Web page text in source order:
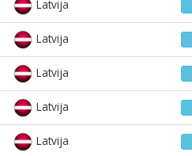
Latvija
Latvija
Latvija
Latvija
Latvija